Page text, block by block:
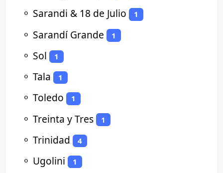
⚬ Sarandi & 18 de Julio 1
⚬ Sarandí Grande 1
⚬ Sol 1
⚬ Tala 1
⚬ Toledo 1
⚬ Treinta y Tres 1
⚬ Trinidad 4
⚬ Ugolini 1